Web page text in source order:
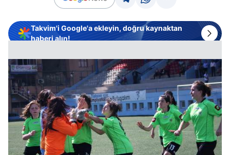
Takvim'i Google'a ekleyin, doğru kaynaktan
haberi alın!